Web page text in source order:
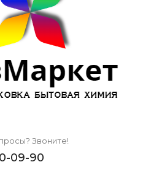
Звоните!
09-90